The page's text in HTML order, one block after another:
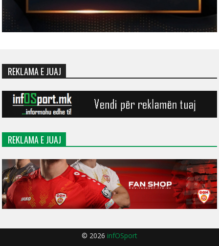
REKLAMA E JUAJ
REKLAMA E JUAJ
© 2026 infOSport